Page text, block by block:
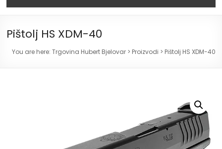
Pištolj HS XDM-40
You are here: Trgovina Hubert Bjelovar> Proizvodi > Pištolj HS XDM-40